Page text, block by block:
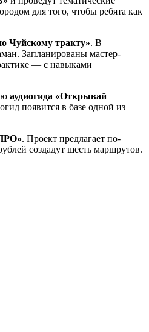
для того, чтобы ребята как
Чуйскому тракту». В
Запланированы мастер-
— с навыками
аудиогида «Открывай
появится в базе одной из
. Проект предлагает по-
создадут шесть маршрутов.